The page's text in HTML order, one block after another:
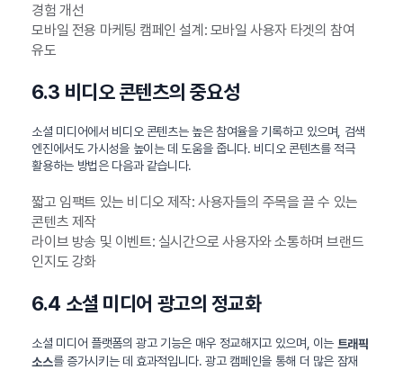
경험 개선
모바일 전용 마케팅 캠페인 설계: 모바일 사용자 타겟의 참여
유도
6.3 비디오 콘텐츠의 중요성
소셜 미디어에서 비디오 콘텐츠는 높은 참여율을 기록하고 있으며, 검색
엔진에서도 가시성을 높이는 데 도움을 줍니다. 비디오 콘텐츠를 적극
활용하는 방법은 다음과 같습니다.
짧고 임팩트 있는 비디오 제작: 사용자들의 주목을 끌 수 있는
콘텐츠 제작
라이브 방송 및 이벤트: 실시간으로 사용자와 소통하며 브랜드
인지도 강화
6.4 소셜 미디어 광고의 정교화
소셜 미디어 플랫폼의 광고 기능은 매우 정교해지고 있으며, 이는 트래픽
소스를 증가시키는 데 효과적입니다. 광고 캠페인을 통해 더 많은 잠재